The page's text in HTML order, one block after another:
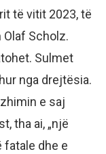
të vitit 2023, të
Scholz.
Sulmet
nga drejtësia.
e saj
tha ai, „një
dhe e